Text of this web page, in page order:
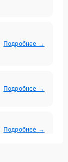
Подробнее →
Подробнее →
Подробнее →